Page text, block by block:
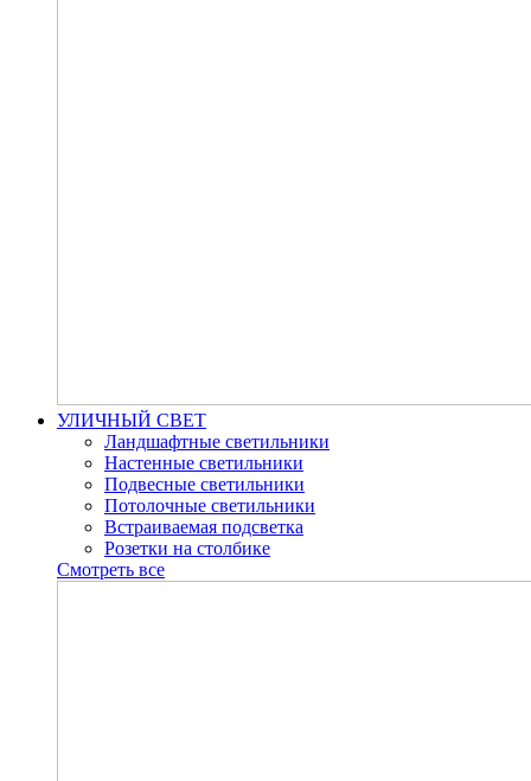
УЛИЧНЫЙ СВЕТ
Ландшафтные светильники
Настенные светильники
Подвесные светильники
Потолочные светильники
Встраиваемая подсветка
Розетки на столбике
Смотреть все